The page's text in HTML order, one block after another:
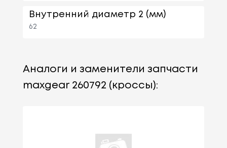
Внутренний диаметр 2 (мм)
62
Аналоги и заменители запчасти
maxgear 260792 (кроссы):